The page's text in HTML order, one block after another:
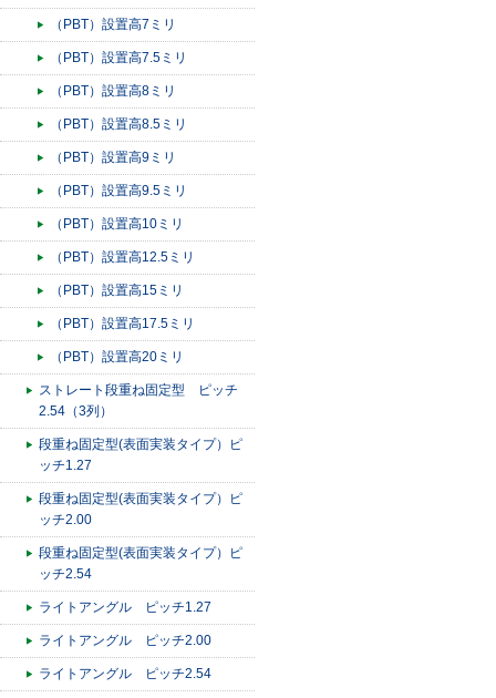
（PBT）設置高7ミリ
（PBT）設置高7.5ミリ
（PBT）設置高8ミリ
（PBT）設置高8.5ミリ
（PBT）設置高9ミリ
（PBT）設置高9.5ミリ
（PBT）設置高10ミリ
（PBT）設置高12.5ミリ
（PBT）設置高15ミリ
（PBT）設置高17.5ミリ
（PBT）設置高20ミリ
ストレート段重ね固定型 ピッチ
2.54（3列）
段重ね固定型(表面実装タイプ）ピ
ッチ1.27
段重ね固定型(表面実装タイプ）ピ
ッチ2.00
段重ね固定型(表面実装タイプ）ピ
ッチ2.54
ライトアングル ピッチ1.27
ライトアングル ピッチ2.00
ライトアングル ピッチ2.54